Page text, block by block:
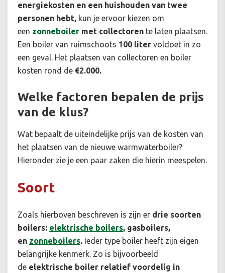
energiekosten en een huishouden van twee
personen hebt, kun je ervoor kiezen om
een zonneboiler met collectoren te laten plaatsen.
Een boiler van ruimschoots 100 liter voldoet in zo
een geval. Het plaatsen van collectoren en boiler
kosten rond de €2.000.
Welke factoren bepalen de prijs
van de klus?
Wat bepaalt de uiteindelijke prijs van de kosten van
het plaatsen van de nieuwe warmwaterboiler?
Hieronder zie je een paar zaken die hierin meespelen.
Soort
Zoals hierboven beschreven is zijn er drie soorten
boilers: elektrische boilers, gasboilers,
en zonneboilers. Ieder type boiler heeft zijn eigen
belangrijke kenmerk. Zo is bijvoorbeeld
de elektrische boiler relatief voordelig in